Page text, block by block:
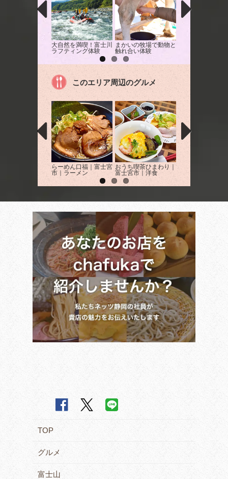
大自然を満喫！富士川
ラフティング体験
まかいの牧場で動物と
触れ合い体験
このエリア周辺のグルメ
らーめん口福｜富士宮
市｜ラーメン
おうち喫茶ひまわり｜
富士宮市｜洋食
宮市｜バー
TOP
グルメ
富士山